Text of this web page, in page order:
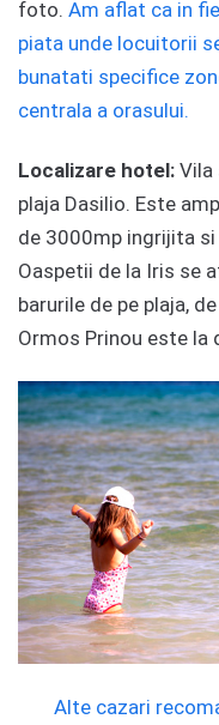
foto. Am aflat ca in
piata unde locuitorii
bunatati specifice
centrala a orasului.
Localizare hotel: Vila
plaja Dasilio. Este
de 3000mp ingrijita
Oaspetii de la Iris se
barurile de pe plaja,
Ormos Prinou este la
Alte cazari